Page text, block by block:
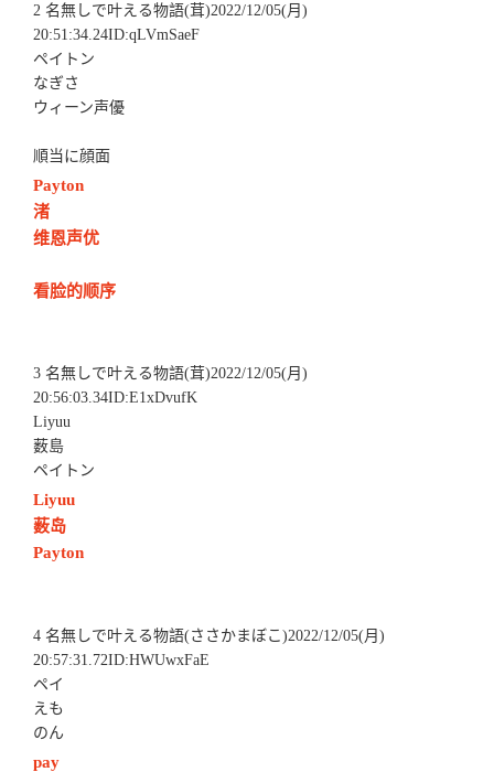
2 名無しで叶える物語(茸)2022/12/05(月)
20:51:34.24ID:qLVmSaeF
ペイトン
なぎさ
ウィーン声優
順当に顔面
Payton
渚
维恩声优
看脸的顺序
3 名無しで叶える物語(茸)2022/12/05(月)
20:56:03.34ID:E1xDvufK
Liyuu
薮島
ペイトン
Liyuu
薮岛
Payton
4 名無しで叶える物語(ささかまぼこ)2022/12/05(月)
20:57:31.72ID:HWUwxFaE
ペイ
えも
のん
pay